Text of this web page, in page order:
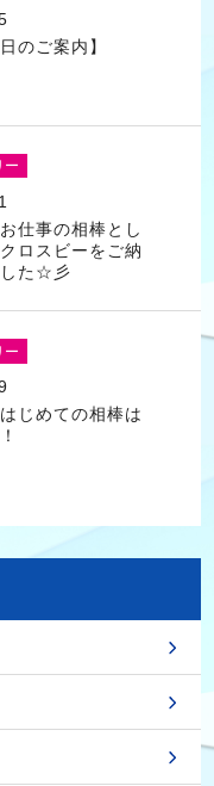
のご案内】
ー
仕事の相棒とし
ロスビーをご納
た☆彡
ー
じめての相棒は